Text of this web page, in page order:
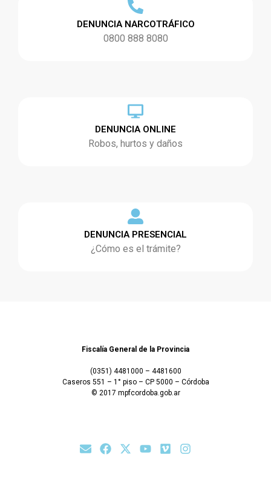
DENUNCIA NARCOTRÁFICO
0800 888 8080
DENUNCIA ONLINE
Robos, hurtos y daños
DENUNCIA PRESENCIAL
¿Cómo es el trámite?
Fiscalía General de la Provincia
(0351) 4481000 – 4481600
Caseros 551 – 1° piso – CP 5000 – Córdoba
© 2017 mpfcordoba.gob.ar